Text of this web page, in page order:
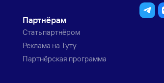
Партнёрам
Стать партнёром
Реклама на Туту
Партнёрская программа